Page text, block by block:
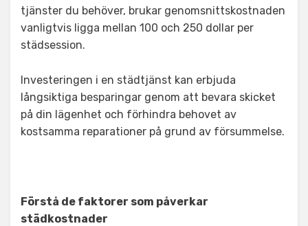
tjänster du behöver, brukar genomsnittskostnaden
vanligtvis ligga mellan 100 och 250 dollar per
städsession.
Investeringen i en städtjänst kan erbjuda
långsiktiga besparingar genom att bevara skicket
på din lägenhet och förhindra behovet av
kostsamma reparationer på grund av försummelse.
Förstå de faktorer som påverkar
städkostnader